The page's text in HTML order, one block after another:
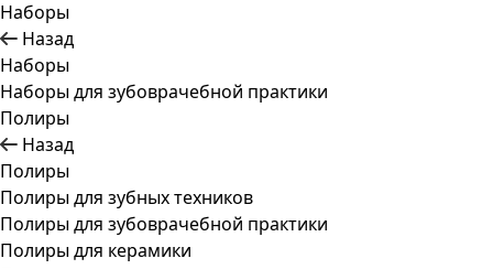
Наборы
Назад
Наборы
Наборы для зубоврачебной практики
Полиры
Назад
Полиры
Полиры для зубных техников
Полиры для зубоврачебной практики
Полиры для керамики